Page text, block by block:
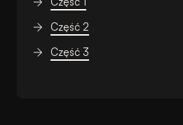
Część 2
Część 3